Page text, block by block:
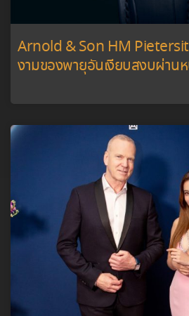
Arnold & Son HM
งามของพายุอันเงียบสงบผ่าน